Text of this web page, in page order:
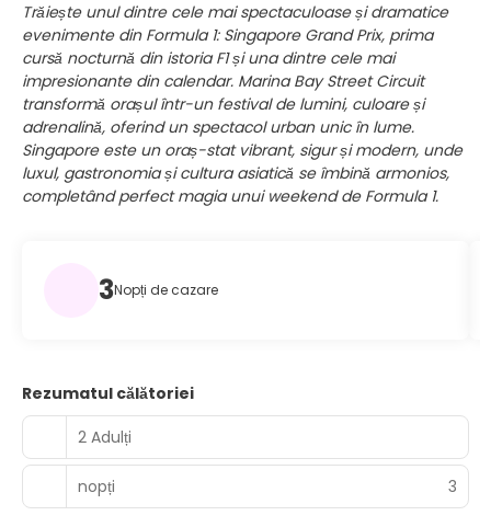
Trăiește unul dintre cele mai spectaculoase și dramatice
evenimente din Formula 1: Singapore Grand Prix, prima
cursă nocturnă din istoria F1 și una dintre cele mai
impresionante din calendar. Marina Bay Street Circuit
transformă orașul într-un festival de lumini, culoare și
adrenalină, oferind un spectacol urban unic în lume.
Singapore este un oraș-stat vibrant, sigur și modern, unde
luxul, gastronomia și cultura asiatică se îmbină armonios,
completând perfect magia unui weekend de Formula 1.
3Nopți de cazare
Rezumatul călătoriei
2 Adulți
nopți 3